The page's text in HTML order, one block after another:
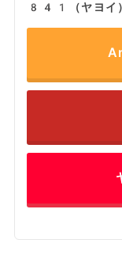
841（ヤヨイ